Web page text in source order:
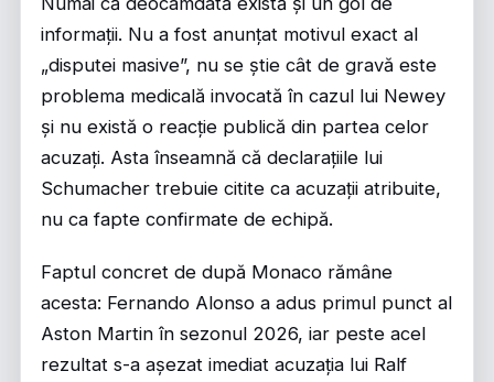
informații. Nu a fost anunțat motivul exact al
„disputei masive”, nu se știe cât de gravă este
problema medicală invocată în cazul lui Newey
și nu există o reacție publică din partea celor
acuzați. Asta înseamnă că declarațiile lui
Schumacher trebuie citite ca acuzații atribuite,
nu ca fapte confirmate de echipă.
Faptul concret de după Monaco rămâne
acesta: Fernando Alonso a adus primul punct al
Aston Martin în sezonul 2026, iar peste acel
rezultat s-a așezat imediat acuzația lui Ralf